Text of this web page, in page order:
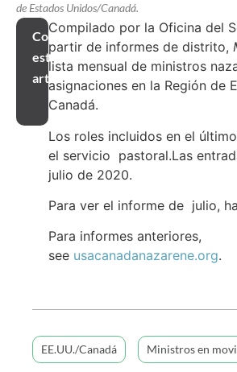
de Estados Unidos/Canadá.
Compartir
este
artículo
Compilado por la Oficina del
partir de informes de distrito,
lista mensual de ministros
asignaciones en la Región de
Canadá.
Los roles incluidos en el
el servicio pastoral.Las
julio de 2020.
Para ver el informe de julio,
Para informes anteriores,
see usacanadanazarene.org.
EE.UU./Canadá Ministros en